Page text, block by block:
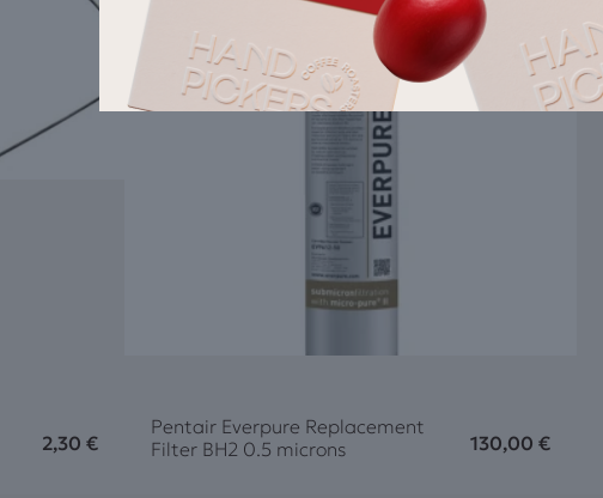
2,30 €
Pentair Everpure Replacement
Filter BH2 0.5 microns
130,00 €